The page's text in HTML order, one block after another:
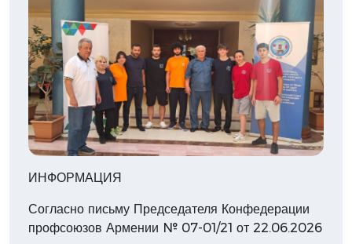
ИНФОРМАЦИЯ
Согласно письму Председателя Конфедерации
профсоюзов Армении № 07-01/21 от 22.06.2026